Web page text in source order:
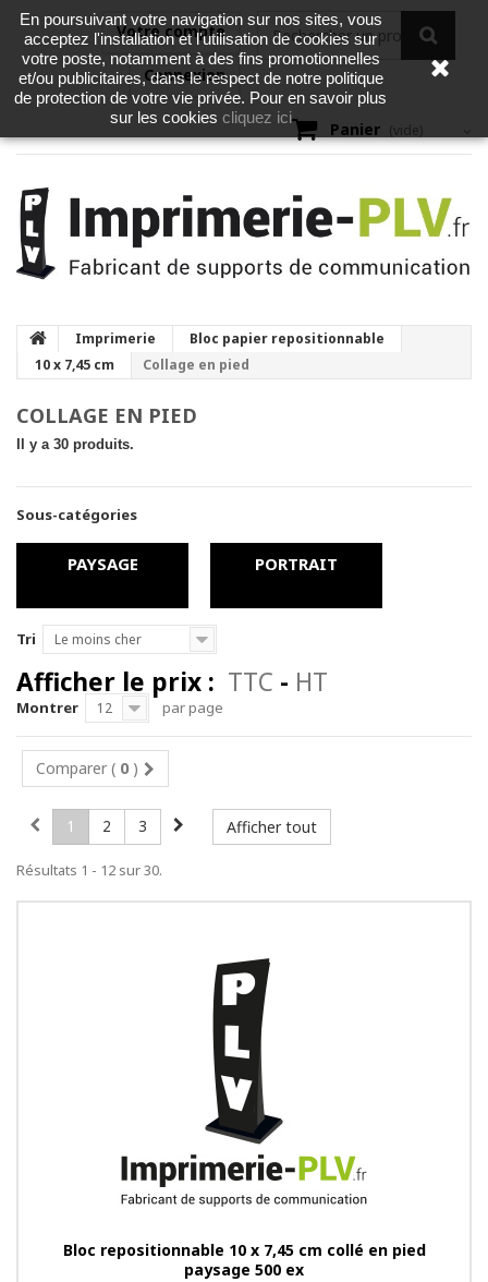
Votre compte
Connexion
Panier (vide)
Imprimerie
Bloc papier repositionnable
10 x 7,45 cm
Collage en pied
COLLAGE EN PIED
Il y a 30 produits.
Sous-catégories
PAYSAGE PORTRAIT
Tri Le moins cher
Afficher le prix : TTC - HT
Montrer 12 par page
Comparer ( 0 )
Afficher tout
1 2 3
Résultats 1 - 12 sur 30.
Bloc repositionnable 10 x 7,45 cm collé en pied
paysage 500 ex
En poursuivant votre navigation sur nos sites, vous
acceptez l'installation et l'utilisation de cookies sur
votre poste, notamment à des fins promotionnelles
et/ou publicitaires, dans le respect de notre politique
de protection de votre vie privée. Pour en savoir plus
sur les cookies cliquez ici